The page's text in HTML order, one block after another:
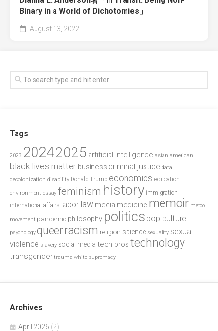
Binary in a World of Dichotomies」
August 13, 2022
Tags
2023 20242025 artificial intelligence asian american
black lives matter business criminal justice data
decolonization disability Donald Trump economics education
environment essay feminism history immigration
international affairs labor law media medicine memoir metoo
movement pandemic philosophy politics pop culture
psychology queerracism religion science sexuality sexual
violence slavery social media tech bros technology
transgender trauma white supremacy
Archives
April 2026 (2)